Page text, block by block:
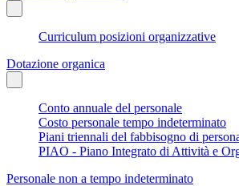
Curriculum posizioni organizzative
Dotazione organica
Conto annuale del personale
Costo personale tempo indeterminato
Piani triennali del fabbisogno di
PIAO - Piano Integrato di Attività e
Personale non a tempo indeterminato